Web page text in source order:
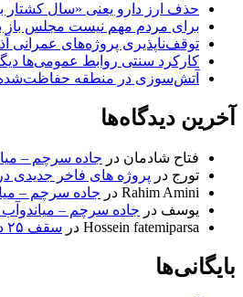
حذف ارز دارو یعنی «سال کشتار
برای مردم مهم نیست مجلس باز
توقف‌ناپذیری پروژه‌های عمرانی
کارکرد سنتی روابط عمومی‌ها
آتش‌سوزی در منطقه حفاظت‌شده
آخرین دیدگاه‌ها
فتاح شادمان در جاده سرچم –
تورج در پروژه های فاخر جدیدی
Rahim Amini در جاده سرچم –
یوسف در جاده سرچم –
Hossein fatemiparsa در سقف ۲۵ درصدی افزایش اجاره‌بها در آذربایجان شرقی اجرا می‌شود
بایگانی‌ها